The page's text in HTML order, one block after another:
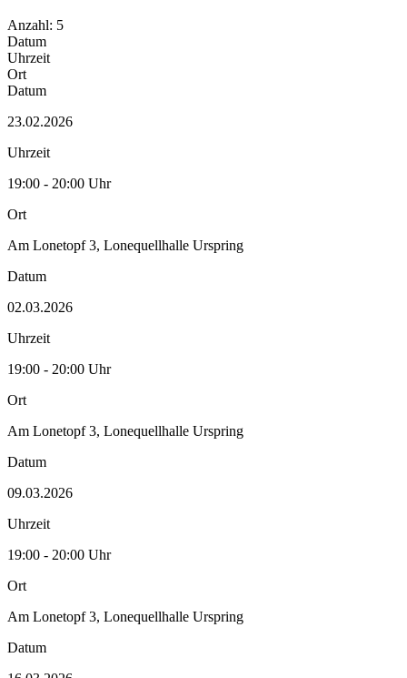
Anzahl: 5
Datum
Uhrzeit
Ort
Datum
23.02.2026
Uhrzeit
19:00 - 20:00 Uhr
Ort
Am Lonetopf 3, Lonequellhalle Urspring
Datum
02.03.2026
Uhrzeit
19:00 - 20:00 Uhr
Ort
Am Lonetopf 3, Lonequellhalle Urspring
Datum
09.03.2026
Uhrzeit
19:00 - 20:00 Uhr
Ort
Am Lonetopf 3, Lonequellhalle Urspring
Datum